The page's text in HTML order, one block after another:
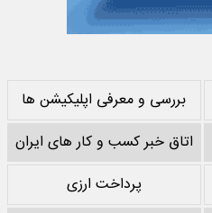
بررسی و معرفی اپلیکیشن ها
اتاق خبر کسب و کار های ایران
پرداخت ارزی